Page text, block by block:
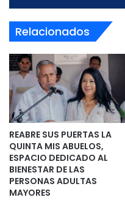
Relacionados
REABRE SUS PUERTAS LA
QUINTA MIS ABUELOS,
ESPACIO DEDICADO AL
BIENESTAR DE LAS
PERSONAS ADULTAS
MAYORES